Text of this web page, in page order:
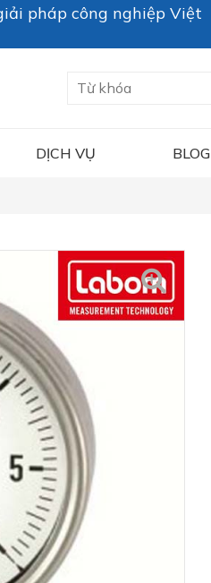
pháp công nghiệp Việt
DỊCH VỤ BLOG